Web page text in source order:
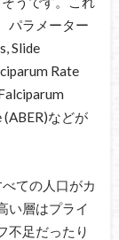
パラメーター
Slide
Rate
などが
ての人口がカ
い層はプライ
不足だったり